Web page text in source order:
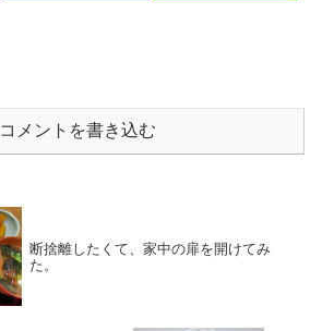
コメントを書き込む
断捨離したくて、家中の扉を開けてみ
た。